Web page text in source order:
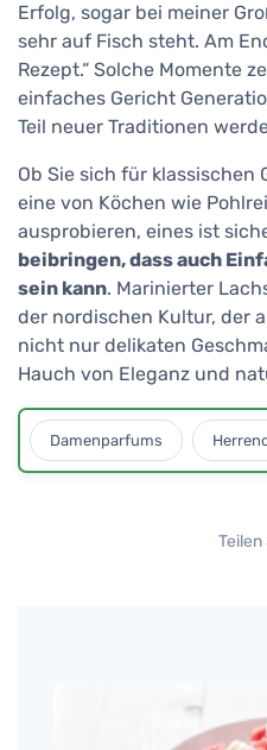
Erfolg, sogar bei meiner
sehr auf Fisch steht. Am
Rezept.“ Solche Momente
einfaches Gericht
Teil neuer Traditionen
Ob Sie sich für klassischen
eine von Köchen wie
ausprobieren, eines ist
beibringen, dass auch
sein kann. Marinierter
der nordischen Kultur, der
nicht nur delikaten
Hauch von Eleganz und
Damenparfums
Teilen